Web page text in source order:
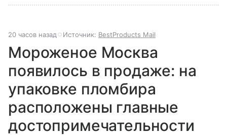
20 часов назад Источник: BestProducts Mail
Мороженое Москва
появилось в продаже: на
упаковке пломбира
расположены главные
достопримечательности